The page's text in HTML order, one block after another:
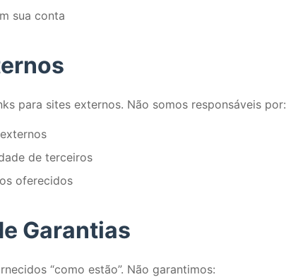
sua conta
para sites externos. Não somos responsáveis por:
de terceiros
oferecidos
Garantias
“como estão”. Não garantimos: